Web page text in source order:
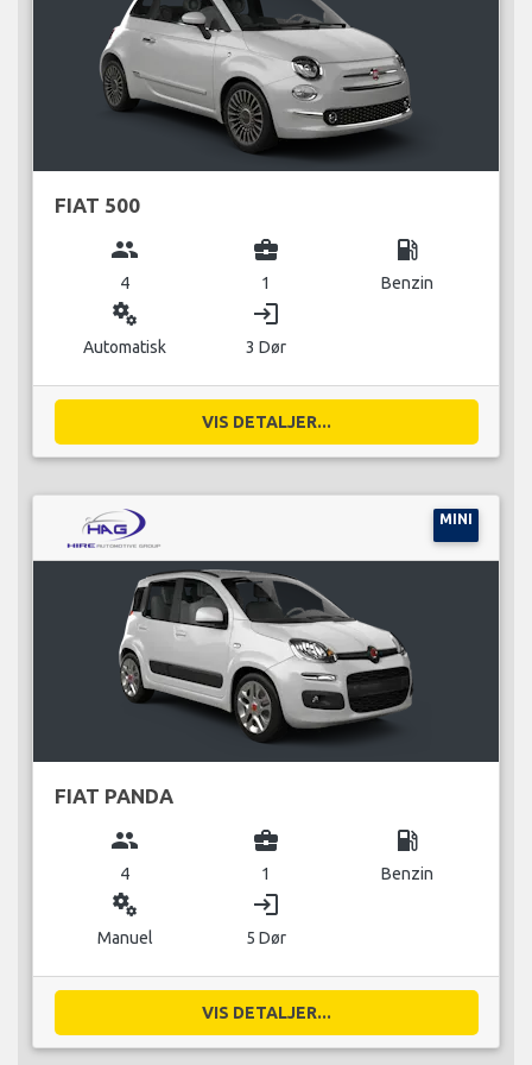
FIAT 500
group
4
business_center
1
local_gas_station
Benzin
miscellaneous_services
Automatisk
login
3 Dør
VIS DETALJER...
MINI
FIAT PANDA
group
4
business_center
1
local_gas_station
Benzin
miscellaneous_services
Manuel
login
5 Dør
VIS DETALJER...